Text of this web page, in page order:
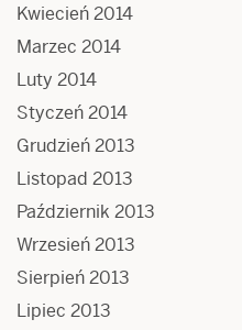
Kwiecień 2014
Marzec 2014
Luty 2014
Styczeń 2014
Grudzień 2013
Listopad 2013
Październik 2013
Wrzesień 2013
Sierpień 2013
Lipiec 2013